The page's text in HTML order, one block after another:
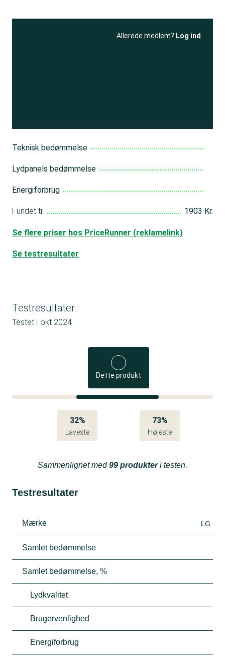
Allerede medlem? Log ind
Teknisk bedømmelse
Lydpanels bedømmelse
Energiforbrug
Fundet til 1903 Kr.
Se flere priser hos PriceRunner (reklamelink)
Se testresultater
Testresultater
Testet i okt 2024
Dette produkt
32%
Laveste
73%
Højeste
Sammenlignet med99 produkteri testen.
Testresultater
Mærke LG
Samlet bedømmelse
Samlet bedømmelse, %
Lydkvalitet
Brugervenlighed
Energiforbrug